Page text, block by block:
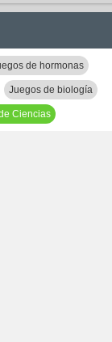
de hormonas
Juegos de biología
Ciencias